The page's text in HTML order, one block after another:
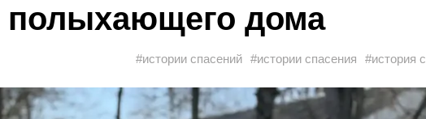
полыхающего дома
#истории спасений #истории спасения #история